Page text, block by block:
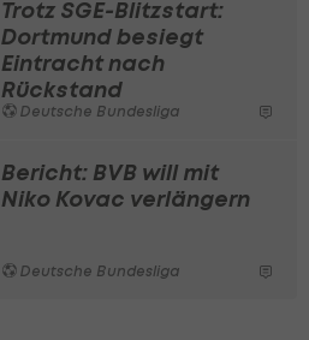
Trotz SGE-Blitzstart:
Dortmund besiegt
Eintracht nach
Rückstand
Deutsche Bundesliga
Bericht: BVB will mit
Niko Kovac verlängern
Deutsche Bundesliga